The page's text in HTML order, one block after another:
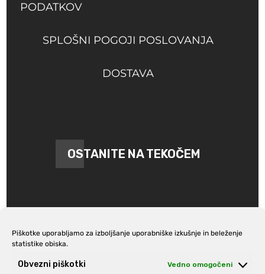
Piškotke uporabljamo za izboljšanje uporabniške izkušnje in beleženje
statistike obiska.
Obvezni piškotki Vedno omogočeni
PODATKOV
SPLOŠNI POGOJI POSLOVANJA
DOSTAVA
OSTANITE NA TEKOČEM